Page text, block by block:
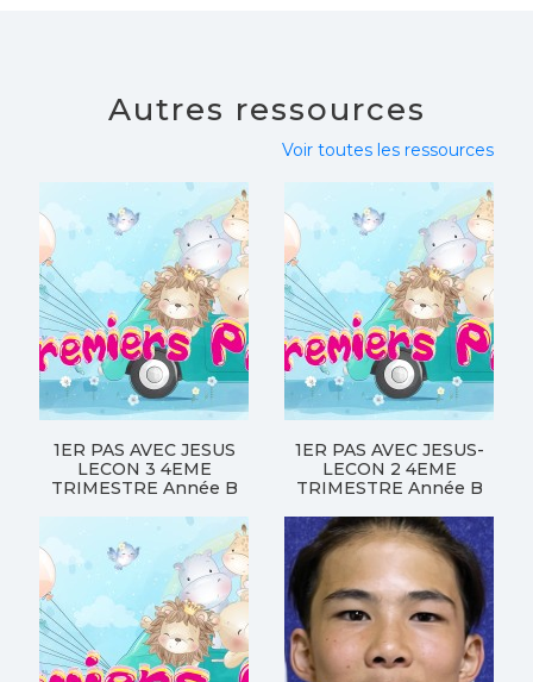
Autres ressources
Voir toutes les ressources
1ER PAS AVEC JESUS
LECON 3 4EME
TRIMESTRE Année B
1ER PAS AVEC JESUS-
LECON 2 4EME
TRIMESTRE Année B